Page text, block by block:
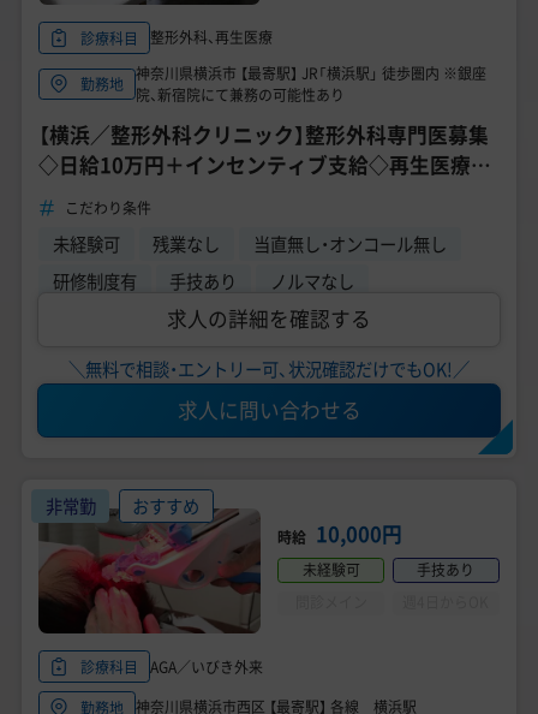
美容医療辞典
よくあるご質問
医師採用ご担当者様・その他問い合わせ
診療科目 整形外科、再生医療
勤務地
神奈川県横浜市 【最寄駅】 JR「横浜駅」 徒歩圏内 ※銀座
院、新宿院にて兼務の可能性あり
【横浜／整形外科クリニック】整形外科専門医募集
◇日給10万円＋インセンティブ支給◇再生医療で
患者様QOLを維持
こだわり条件
未経験可 残業なし
当直無し・オンコール無し
研修制度有
手技あり ノルマなし
求人の詳細を確認する
＼無料で相談・エントリー可、状況確認だけでもOK!／
求人に問い合わせる
非常勤 おすすめ
時給 10,000円
未経験可
手技あり
診療科目
AGA／いびき外来
勤務地 神奈川県横浜市西区 【最寄駅】 各線 横浜駅